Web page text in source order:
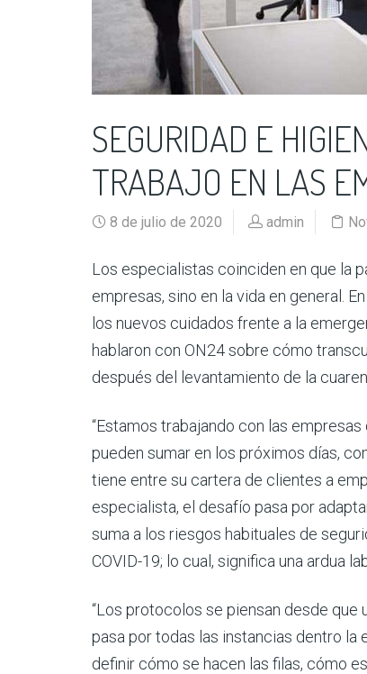
SEGURIDAD E
TRABAJO EN LAS
8 de julio de 2020 admin
Los especialistas coinciden en que la
empresas, sino en la vida en general.
los nuevos cuidados frente a la
hablaron con ON24 sobre cómo
después del levantamiento de la
“Estamos trabajando con las
pueden sumar en los próximos días,
tiene entre su cartera de clientes a
especialista, el desafío pasa por
suma a los riesgos habituales de
COVID-19; lo cual, significa una ardua
“Los protocolos se piensan desde que
pasa por todas las instancias dentro la
definir cómo se hacen las filas, cómo